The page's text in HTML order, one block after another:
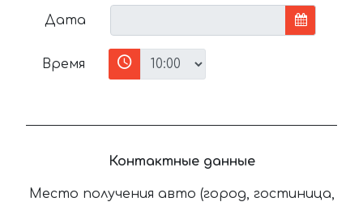
Дата
Время
Контактные данные
Место получения авто (город, гостиница,